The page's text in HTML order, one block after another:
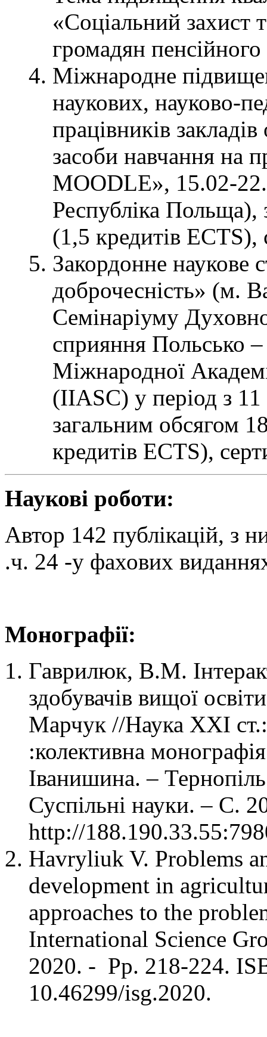
«Соціальний захист
громадян пенсійного
Міжнародне
наукових, науково-
працівників
засоби навчання на
MOODLE», 15.02-
Республіка Польща),
(1,5 кредитів
Закордонне наукове
доброчесність» (м.
Семінаріуму
сприяння Польсько –
Міжнародної
(IIASC) у період з
загальним обсягом
кредитів ECTS),
Наукові роботи:
Автор 142 публікацій, з
.ч. 24 -у фахових
Монографії:
Гаврилюк, В.М.
здобувачів вищої
Марчук //Наука ХХІ
:колективна
Іванишина. –
Суспільні науки. – С.
http://
Havryliuk V. Problems
development in
approaches to the
International Science
2020. - Pp. 218-224.
10.46299/isg.2020.